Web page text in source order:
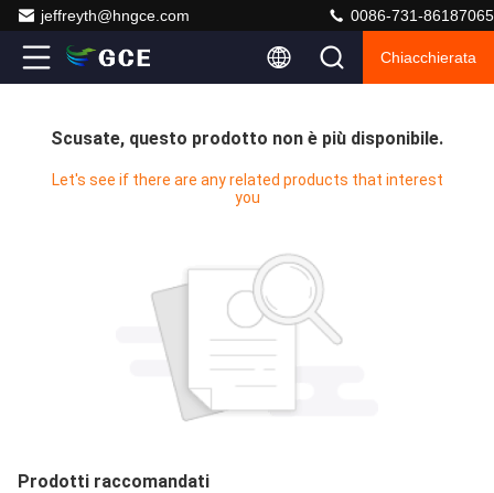
jeffreyth@hngce.com 0086-731-86187065
Chiacchierata
Scusate, questo prodotto non è più disponibile.
Let's see if there are any related products that interest
you
Prodotti raccomandati